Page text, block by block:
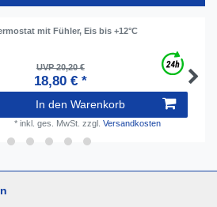
mit Fühler, Eis bis +12°C
UVP 20,20 €
18,80 € *
In den Warenkorb
* inkl. ges. MwSt. zzgl. Versandkosten